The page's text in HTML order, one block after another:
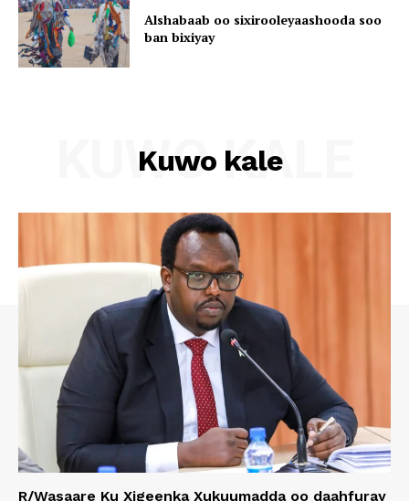
Alshabaab oo sixirooleyaashooda soo
ban bixiyay
Kuwo kale
KUWO KALE
R/Wasaare Ku Xigeenka Xukuumadda oo daahfuray